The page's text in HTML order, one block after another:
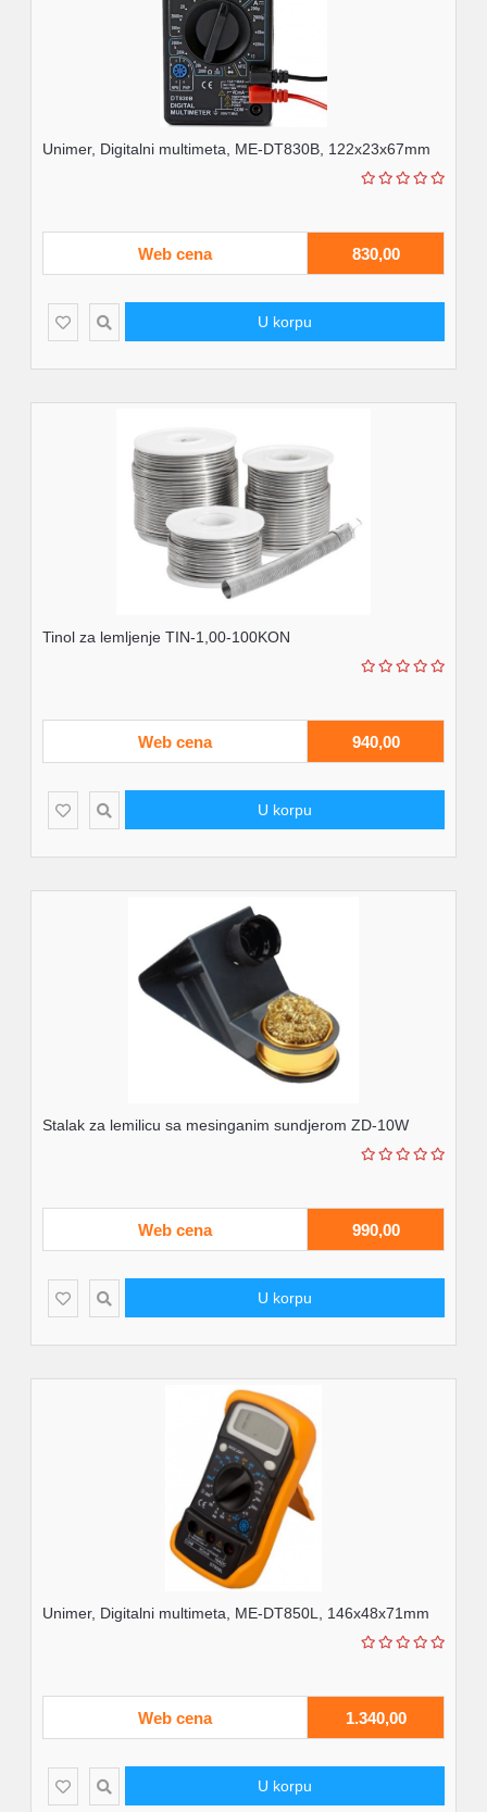
Unimer, Digitalni multimeta, ME-DT830B, 122x23x67mm
Web cena 830,00
U korpu
Tinol za lemljenje TIN-1,00-100KON
Web cena 940,00
U korpu
Stalak za lemilicu sa mesinganim sundjerom ZD-10W
Web cena 990,00
U korpu
Unimer, Digitalni multimeta, ME-DT850L, 146x48x71mm
Web cena 1.340,00
U korpu